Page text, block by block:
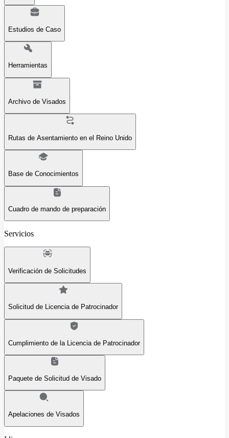
Estudios de Caso
Herramientas
Archivo de Visados
Rutas de Asentamiento en el Reino Unido
Base de Conocimientos
Cuadro de mando de preparación
Servicios
Verificación de Solicitudes
Solicitud de Licencia de Patrocinador
Cumplimiento de la Licencia de Patrocinador
Paquete de Solicitud de Visado
Apelaciones de Visados